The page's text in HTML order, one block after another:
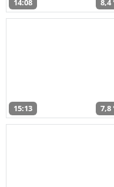
14:08 8,4
15:13 7,8